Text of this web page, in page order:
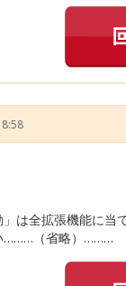
は全拡張機能に当
………（省略）………